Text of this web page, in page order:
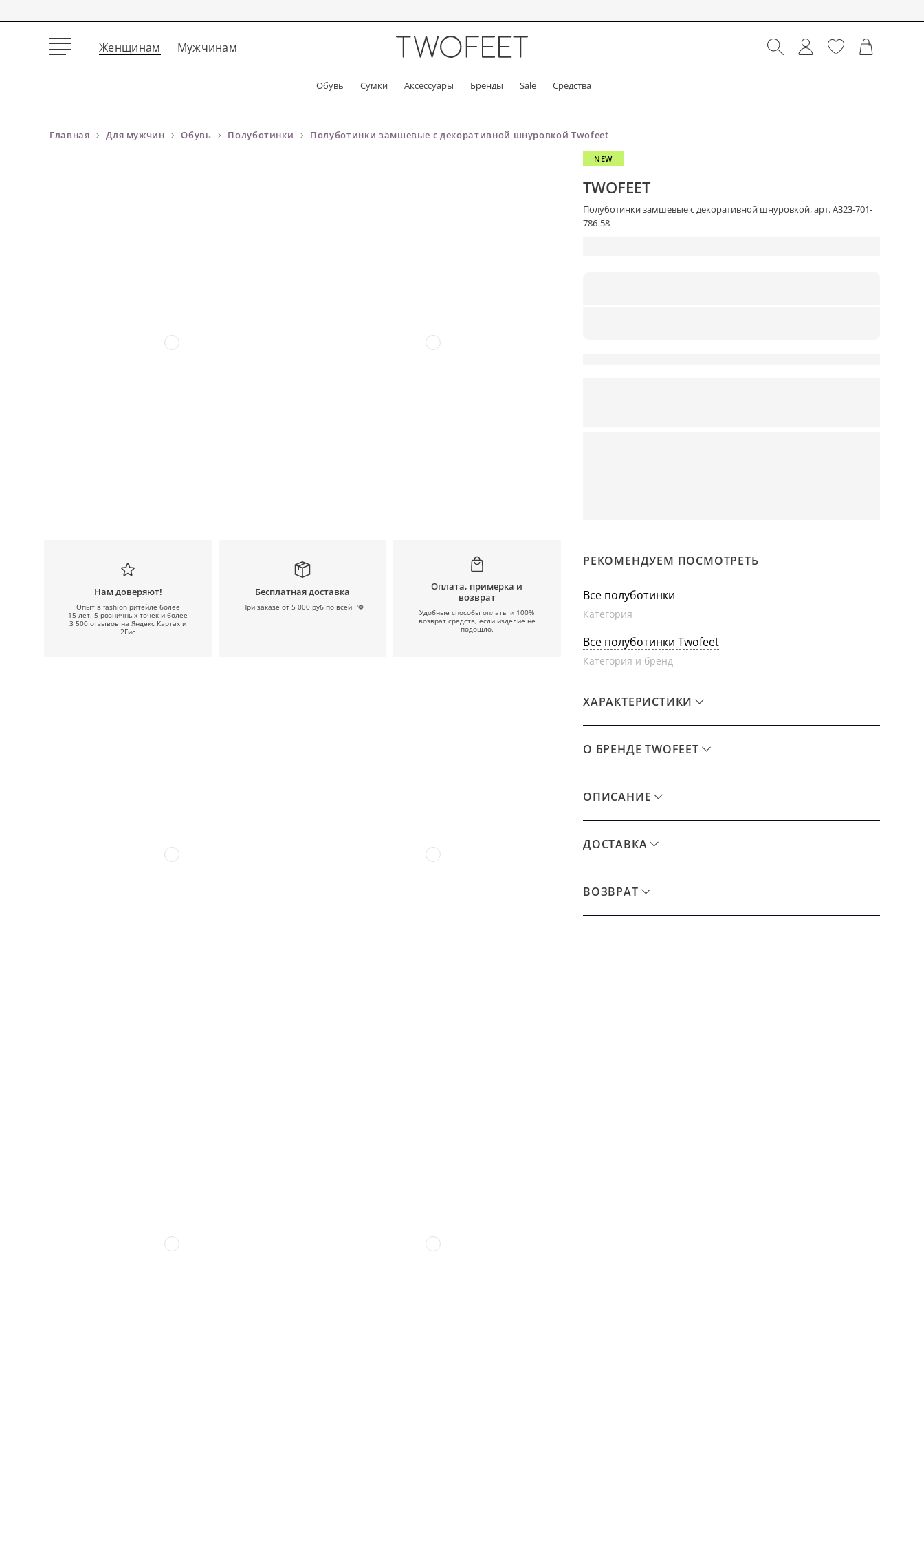
Женщинам Мужчинам
Обувь Сумки Аксессуары Бренды Sale Средства
Главная Для мужчин Обувь Полуботинки Полуботинки замшевые с декоративной шнуровкой Twofeet
Нам доверяют!
Опыт в fashion ритейле более
15 лет, 5 розничных точек и более
3 500 отзывов на Яндекс Картах и
2Гис
Бесплатная доставка
При заказе от 5 000 руб по всей РФ
Оплата, примерка и
возврат
Удобные способы оплаты и 100%
возврат средств, если изделие не
подошло.
NEW
TWOFEET
Полуботинки замшевые с декоративной шнуровкой, арт. A323-701-
786-58
РЕКОМЕНДУЕМ ПОСМОТРЕТЬ
Все полуботинки
Категория
Все полуботинки Twofeet
Категория и бренд
ХАРАКТЕРИСТИКИ
О БРЕНДЕ TWOFEET
ОПИСАНИЕ
ДОСТАВКА
ВОЗВРАТ